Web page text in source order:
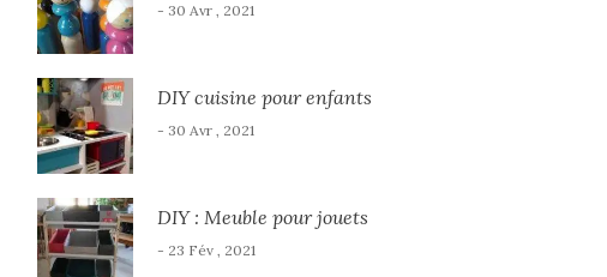
- 30 Avr , 2021
DIY cuisine pour enfants
- 30 Avr , 2021
DIY : Meuble pour jouets
- 23 Fév , 2021